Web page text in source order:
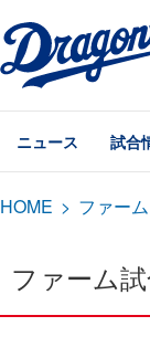
ニュース 試合
HOME > ファーム
ファーム